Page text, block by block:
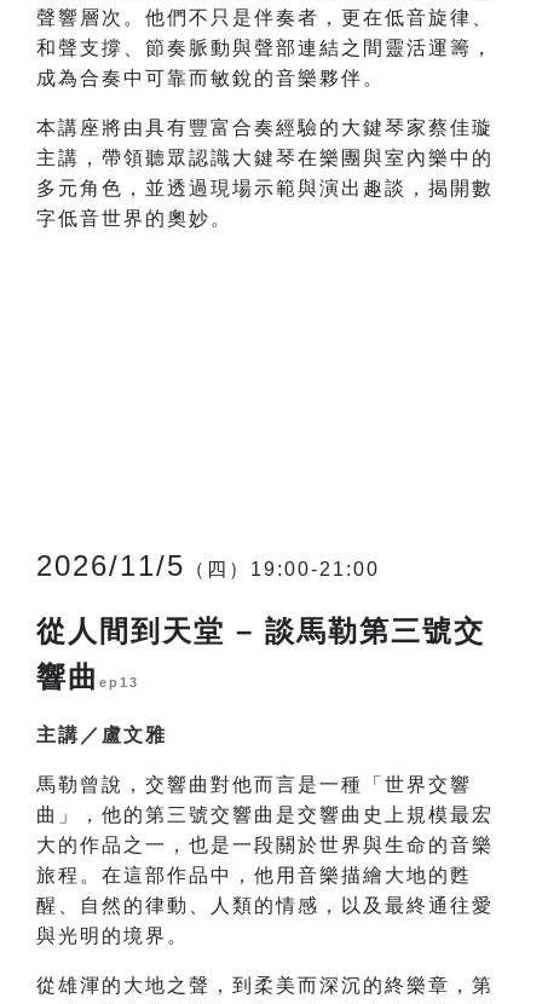
聲響層次。他們不只是伴奏者，更在低音旋律、
和聲支撐、節奏脈動與聲部連結之間靈活運籌，
成為合奏中可靠而敏銳的音樂夥伴。
本講座將由具有豐富合奏經驗的大鍵琴家蔡佳璇
主講，帶領聽眾認識大鍵琴在樂團與室內樂中的
多元角色，並透過現場示範與演出趣談，揭開數
字低音世界的奧妙。
2026/11/5 （四）19:00-21:00
從人間到天堂 – 談馬勒第三號交
響曲 ep13
主講／盧文雅
馬勒曾說，交響曲對他而言是一種「世界交響
曲」，他的第三號交響曲是交響曲史上規模最宏
大的作品之一，也是一段關於世界與生命的音樂
旅程。在這部作品中，他用音樂描繪大地的甦
醒、自然的律動、人類的情感，以及最終通往愛
與光明的境界。
從雄渾的大地之聲，到柔美而深沉的終樂章，第